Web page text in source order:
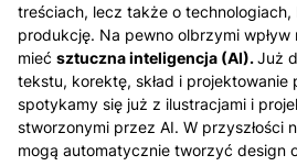
treściach, lecz także o technologiach,
produkcję. Na pewno olbrzymi
mieć sztuczna inteligencja (AI).Już
tekstu, korektę, skład i projektowanie
spotykamy się już z ilustracjami i
stworzonymi przez AI. W przyszłości
mogą automatycznie tworzyć design